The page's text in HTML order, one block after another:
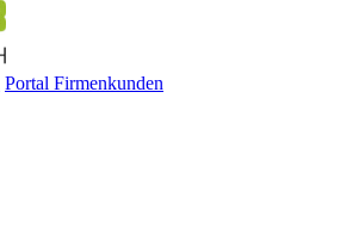
Portal Firmenkunden